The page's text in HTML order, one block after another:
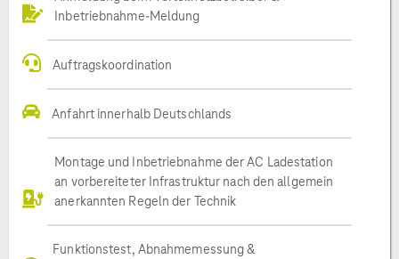
Inbetriebnahme-Meldung
Auftragskoordination
Anfahrt innerhalb Deutschlands
Montage und Inbetriebnahme der AC Ladestation
an vorbereiteter Infrastruktur nach den allgemein
anerkannten Regeln der Technik
Funktionstest, Abnahmemessung &